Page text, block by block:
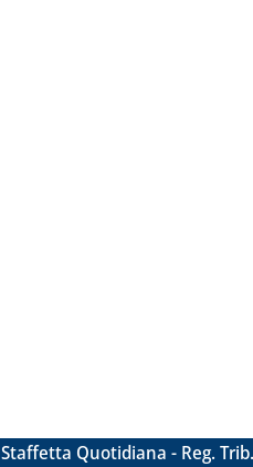
Staffetta Quotidiana - Reg.